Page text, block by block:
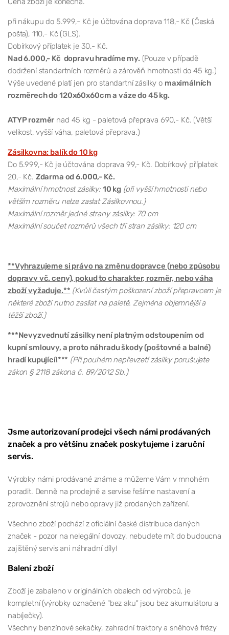
při nákupu do 5.999,- Kč je účtována doprava 118,- Kč (Česká
pošta), 110,- Kč (GLS).
Dobírkový příplatek je 30,- Kč.
Nad 6.000,- Kč dopravu hradíme my. (Pouze v případě
dodržení standartních rozměrů a zárověň hmotnosti do 45 kg.)
Výše uvedené platí jen pro standartní zásilky o maximálních
rozměrech do 120x60x60cm a váze do 45 kg.
ATYP rozměr nad 45 kg - paletová přeprava 690,- Kč. (Větší
velikost, vyšší váha, paletová přeprava.)
Zásilkovna: balík do 10 kg
Do 5.999,- Kč je účtována doprava 99,- Kč. Dobírkový příplatek
20,- Kč. Zdarma od 6.000,- Kč.
Maximální hmotnost zásilky: 10 kg (při vyšší hmotnosti nebo
větším rozměru nelze zaslat Zásilkovnou.)
Maximální rozměr jedné strany zásilky: 70 cm
Maximální součet rozměrů všech tří stran zásilky: 120 cm
**Vyhrazujeme si právo na změnu dopravce (nebo způsobu
dopravy vč. ceny), pokud to charakter, rozměr, nebo váha
zboží vyžaduje.** (Kvůli častým poškození zboží přepravcem je
některé zboží nutno zasílat na paletě. Zejména objemnější a
těžší zboží.)
***Nevyzvednutí zásilky není platným odstoupením od
kupní smlouvy, a proto náhradu škody (poštovné a balné)
hradí kupující!*** (Při pouhém nepřevzetí zásilky porušujete
zákon § 2118 zákona č. 89/2012 Sb.)
Jsme autorizovaní prodejci všech námi prodávaných
značek a pro většinu značek poskytujeme i zaruční
servis.
Výrobky námi prodávané známe a můžeme Vám v mnohém
poradit. Denně na prodejně a servise řešíme nastavení a
zprovoznění strojů nebo opravy již prodaných zařízení.
Všechno zboží pochází z oficiální české distribuce daných
značek - pozor na nelegální dovozy, nebudete mít do budoucna
zajištěný servis ani náhradní díly!
Balení zboží
Zboží je zabaleno v originálních obalech od výrobců, je
kompletní (výrobky označené "bez aku" jsou bez akumulátoru a
nabíječky).
Všechny benzínové sekačky, zahradní traktory a sněhové frézy